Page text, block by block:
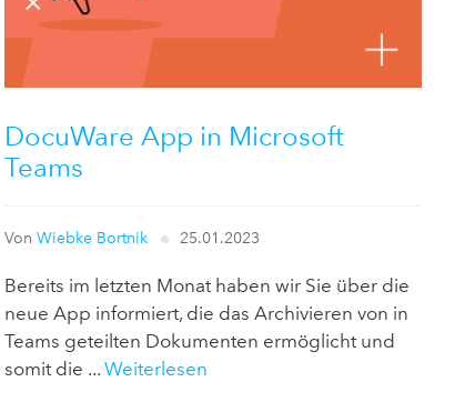
DocuWare App in Microsoft
Teams
VonWiebke Bortnik 25.01.2023
Bereits im letzten Monat haben wir Sie über die
neue App informiert, die das Archivieren von in
Teams geteilten Dokumenten ermöglicht und
somit die ...Weiterlesen